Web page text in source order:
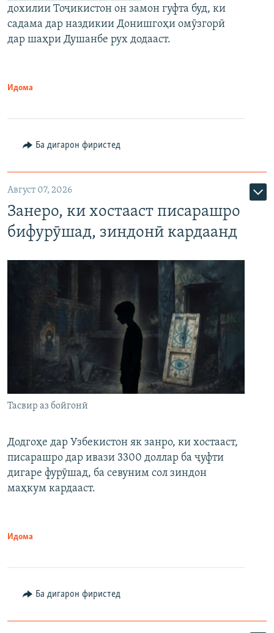
дохилии Тоҷикистон он замон гуфта буд, ки
садама дар наздикии Донишгоҳи омӯзгорӣ
дар шаҳри Душанбе рух додааст.
Идома
Ба дигарон фиристед
Август 07, 2026
Занеро, ки хостааст писарашро
бифурӯшад, зиндонӣ кардаанд
Тасвир аз бойгонӣ
Додгоҳе дар Узбекистон як занро, ки хостааст,
писарашро дар ивази 3300 доллар ба ҷуфти
дигаре фурӯшад, ба севуним сол зиндон
маҳкум кардааст.
Идома
Ба дигарон фиристед